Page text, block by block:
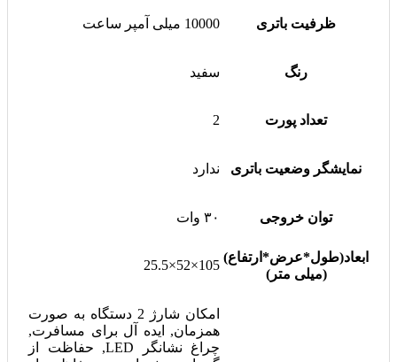
ظرفیت باتری 10000 میلی آمپر ساعت
رنگ سفید
تعداد پورت 2
نمایشگر وضعیت باتری ندارد
توان خروجی ۳۰ وات
ابعاد(طول*عرض*ارتفاع)
(میلی متر)
105×52×25.5
امکان شارژ 2 دستگاه به صورت
همزمان, ایده آل برای مسافرت,
چراغ نشانگر LED, حفاظت از